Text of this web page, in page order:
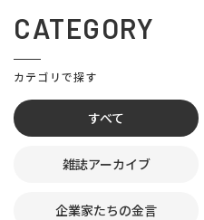
CATEGORY
カテゴリで探す
すべて
雑誌アーカイブ
企業家たちの金言